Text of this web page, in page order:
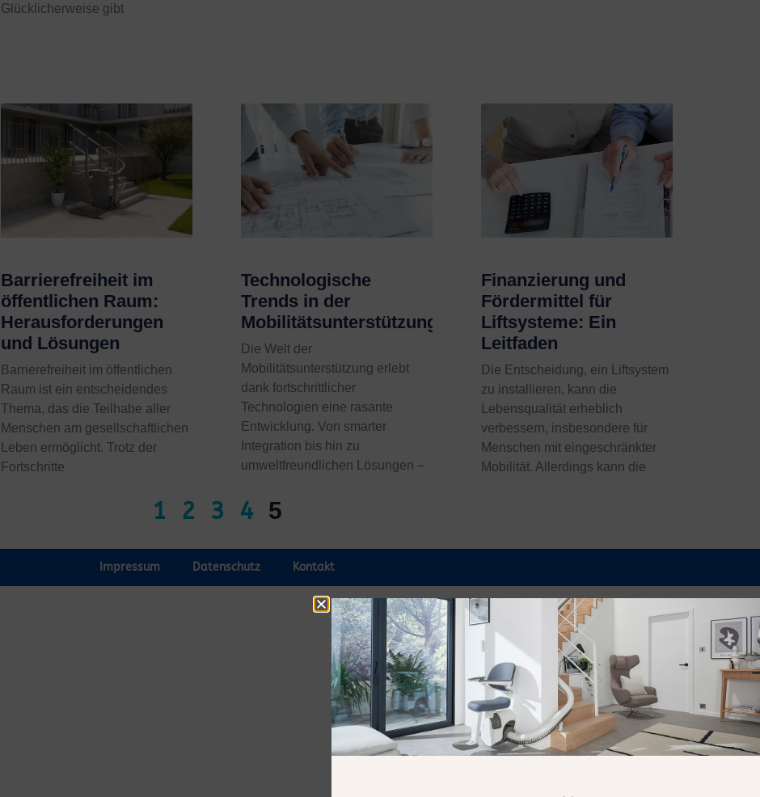
Glücklicherweise gibt
Barrierefreiheit im
öffentlichen Raum:
Herausforderungen
und Lösungen
Barrierefreiheit im öffentlichen
Raum ist ein entscheidendes
Thema, das die Teilhabe aller
Menschen am gesellschaftlichen
Leben ermöglicht. Trotz der
Fortschritte
Technologische
Trends in der
Mobilitätsunterstützung
Die Welt der
Mobilitätsunterstützung erlebt
dank fortschrittlicher
Technologien eine rasante
Entwicklung. Von smarter
Integration bis hin zu
umweltfreundlichen Lösungen –
Finanzierung und
Fördermittel für
Liftsysteme: Ein
Leitfaden
Die Entscheidung, ein Liftsystem
zu installieren, kann die
Lebensqualität erheblich
verbessern, insbesondere für
Menschen mit eingeschränkter
Mobilität. Allerdings kann die
1 2 3 4 5
Impressum Datenschutz Kontakt